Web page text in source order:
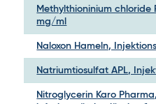
Methylthioninium chloride
mg/ml
Naloxon Hameln,
Natriumtiosulfat APL,
Nitroglycerin Karo